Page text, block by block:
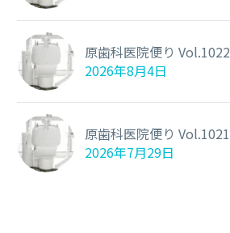
原歯科医院便り Vol.1022
2026年8月4日
原歯科医院便り Vol.1021
2026年7月29日